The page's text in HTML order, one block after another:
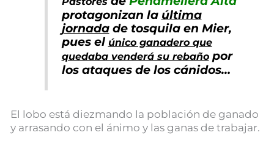
protagonizan la última
jornadade tosquila en Mier,
pues el único ganadero que
quedaba venderá su rebañopor
los ataques de los cánidos…
El lobo está diezmando la población de ganado
y arrasando con el ánimo y las ganas de trabajar.